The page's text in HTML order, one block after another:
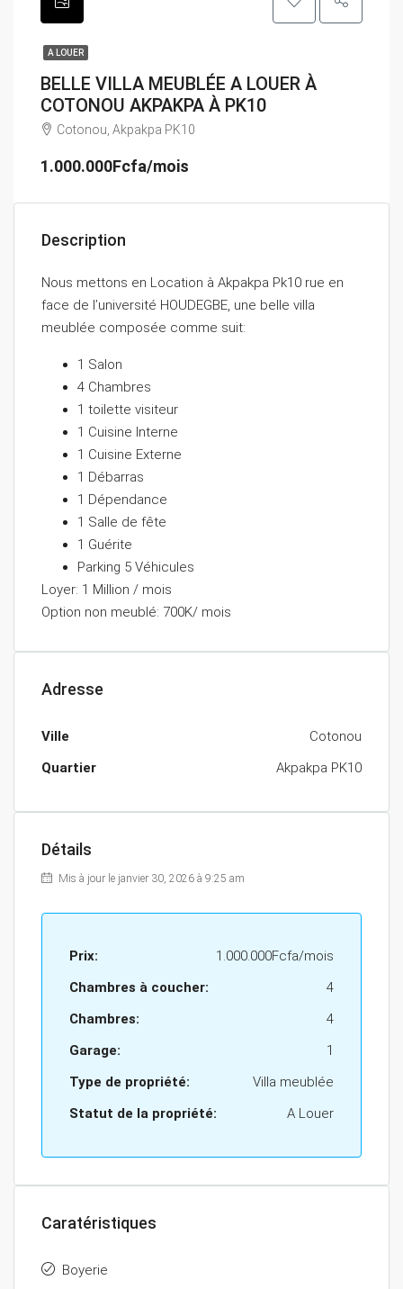
A LOUER
BELLE VILLA MEUBLÉE A LOUER À
COTONOU AKPAKPA À PK10
Cotonou, Akpakpa PK10
1.000.000Fcfa/mois
Description
Nous mettons en Location à Akpakpa Pk10 rue en
face de l’université HOUDEGBE, une belle villa
meublée composée comme suit:
1 Salon
⁠4 Chambres
⁠1 toilette visiteur
⁠1 Cuisine Interne
⁠1 Cuisine Externe
⁠1 Débarras
⁠1 Dépendance
⁠1 Salle de fête
⁠1 Guérite
⁠Parking 5 Véhicules
Loyer: 1 Million / mois
Option non meublé: 700K/ mois
Adresse
Ville
Cotonou
Quartier
Akpakpa PK10
Détails
Mis à jour le janvier 30, 2026 à 9:25 am
Prix:
1.000.000Fcfa/mois
Chambres à coucher:
4
Chambres:
4
Garage:
1
Type de propriété:
Villa meublée
Statut de la propriété:
A Louer
Caratéristiques
Boyerie